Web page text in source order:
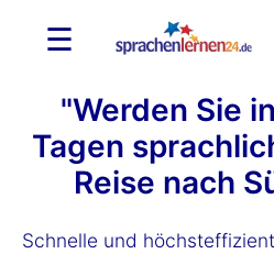
☰
"Werden Sie
Tagen
Reise nach
Schnelle und